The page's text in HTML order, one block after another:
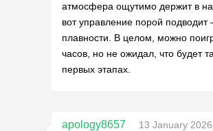
атмосфера ощутимо держит в
вот управление порой подводит
плавности. В целом, можно
часов, но не ожидал, что будет
первых этапах.
apology8657
13 January